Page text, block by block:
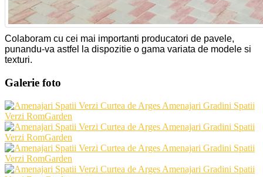
Colaboram cu cei mai importanti producatori de pavele,
punandu-va astfel la dispozitie o gama variata de modele si
texturi.
Galerie foto